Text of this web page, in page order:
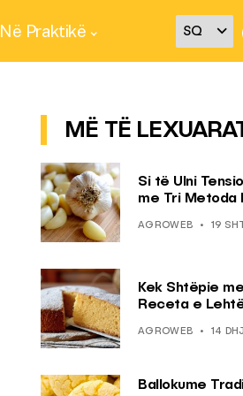
Në Praktikë
MË TË
Si të Ulni
me Tri Metoda
AGROWEB 19
Kek Shtëpie
Receta e
AGROWEB 14
Ballokume